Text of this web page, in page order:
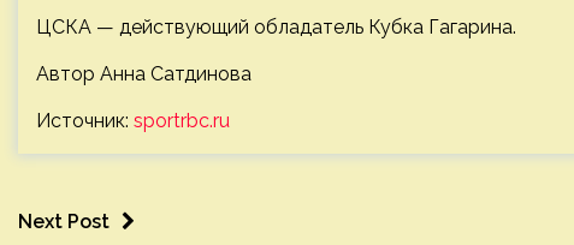
ЦСКА — действующий обладатель Кубка Гагарина.
Автор Анна Сатдинова
Источник: sportrbc.ru
Next Post